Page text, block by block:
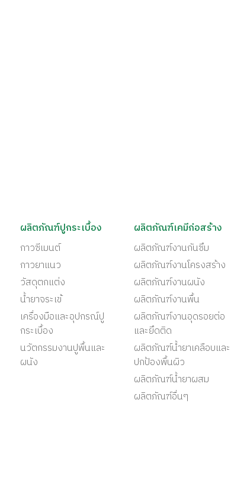
ผลิตภัณฑ์ปูกระเบื้อง
กาวซีเมนต์
กาวยาแนว
วัสดุตกแต่ง
น้ำยาจระเข้
เครื่องมือและอุปกรณ์ปู
กระเบื้อง
นวัตกรรมงานปูพื้นและ
ผนัง
ผลิตภัณฑ์เคมีก่อสร้าง
ผลิตภัณฑ์งานกันซึม
ผลิตภัณฑ์งานโครงสร้าง
ผลิตภัณฑ์งานผนัง
ผลิตภัณฑ์งานพื้น
ผลิตภัณฑ์งานอุดรอยต่อ
และยึดติด
ผลิตภัณฑ์น้ำยาเคลือบและ
ปกป้องพื้นผิว
ผลิตภัณฑ์น้ำยาผสม
ผลิตภัณฑ์อื่นๆ